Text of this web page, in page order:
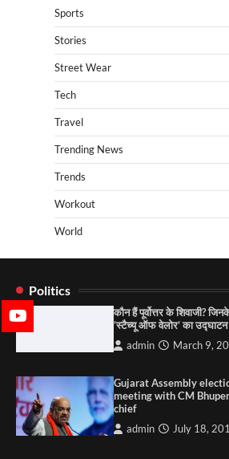
Sports
Stories
Street Wear
Tech
Travel
Trending News
Trends
Workout
World
Politics
कौन हैं पूर्वोत्तर के शिवाजी?
‘स्टैच्यू ऑफ वेलोर’ का उद्घाटन
admin March 9,
Gujarat Assembly
meeting with CM
chief
admin July 18,